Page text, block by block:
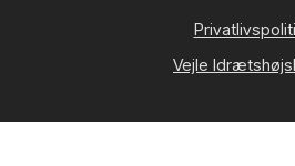
Vejle